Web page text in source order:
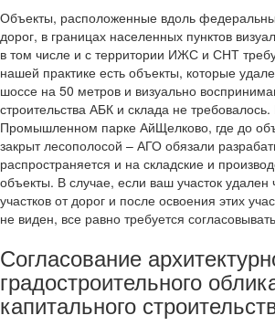
Объекты, расположенные вдоль
дорог, в границах населенных пунктов
в том числе и с территории ИЖС и СНТ
нашей практике есть объекты, которые
шоссе на 50 метров и визуально
строительства АБК и склада не требовалось.
Промышленном парке АйЩелково, где до
закрыт лесополосой – АГО обязали
распространяется и на складские и
объекты. В случае, если ваш участок удален
участков от дорог и после освоения этих
не виден, все равно требуется
Согласование
градостроительного
капитального